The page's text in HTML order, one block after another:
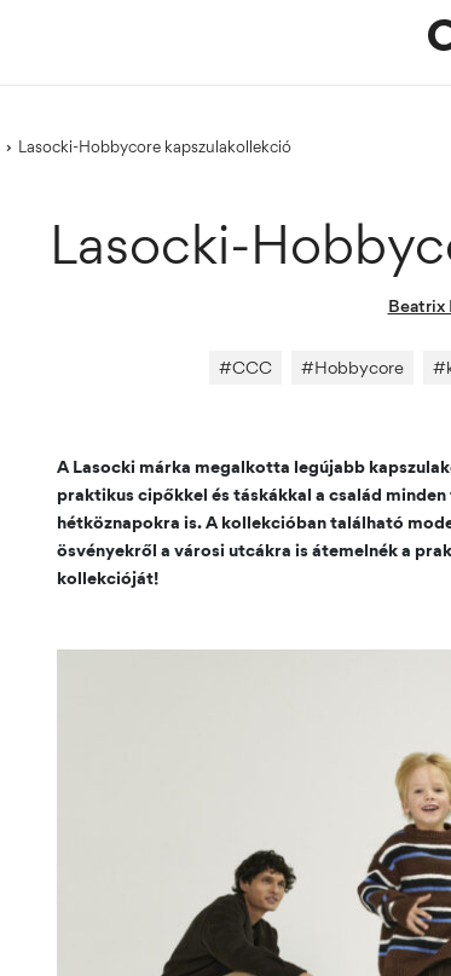
› Lasocki-Hobbycore kapszulakollekció
Lasocki-
Beatrix
#CCC #Hobbycore #
A Lasocki márka megalkotta legújabb
praktikus cipőkkel és táskákkal a család
hétköznapokra is. A kollekcióban található
ösvényekről a városi utcákra is átemelnék a
kollekcióját!